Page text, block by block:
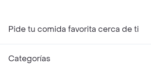
Pide tu comida favorita cerca de ti
Categorías